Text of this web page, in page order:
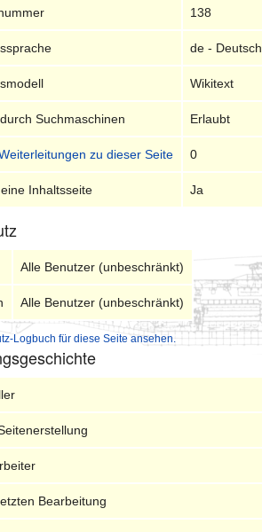
138
de - Deutsch
Wikitext
Suchmaschinen Erlaubt
zu dieser Seite 0
Inhaltsseite Ja
Alle Benutzer (unbeschränkt)
Alle Benutzer (unbeschränkt)
Logbuch für diese Seite ansehen.
Bearbeitung